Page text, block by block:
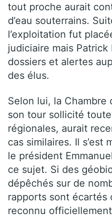
tout proche aurait
d’eau souterrains.
l’exploitation fut
judiciaire mais
dossiers et alertes
des élus.
Selon lui, la Chambre
son tour sollicité
régionales, aurait
cas similaires. Il s’est
le président
ce sujet. Si des
dépêchés sur de
rapports sont écartés
reconnu